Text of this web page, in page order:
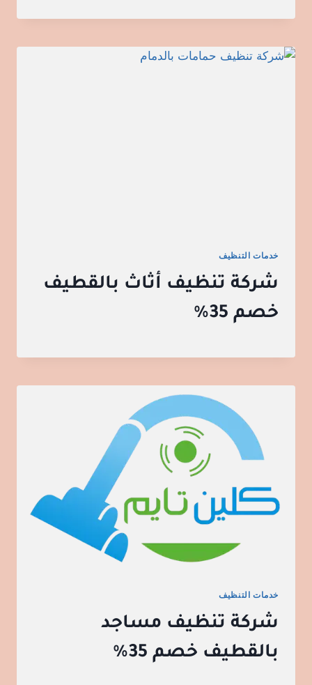
خدمات التنظيف
شركة تنظيف أثاث بالقطيف
خصم 35%
خدمات التنظيف
شركة تنظيف مساجد
بالقطيف خصم 35%